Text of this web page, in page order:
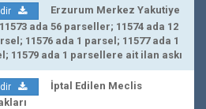
Erzurum Merkez Yakutiye
ada 56 parseller; 11574 ada 12
11576 ada 1 parsel; 11577 ada 1
11579 ada 1 parsellere ait ilan askı
İptal Edilen Meclis